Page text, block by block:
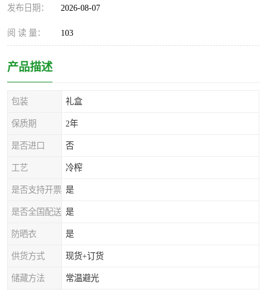
发布日期： 2026-08-07
阅 读 量： 103
产品描述
包装 礼盒
保质期 2年
是否进口 否
工艺 冷榨
是否支持开票 是
是否全国配送 是
防晒衣 是
供货方式 现货+订货
储藏方法 常温避光